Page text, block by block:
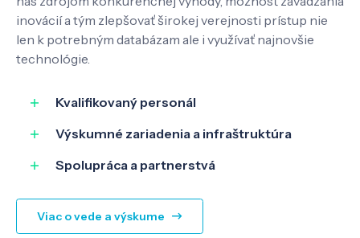
Know-how
O nás
EN
inovácií a tým zlepšovať širokej verejnosti prístup nie
len k potrebným databázam ale i využívať najnovšie
technológie.
Kvalifikovaný personál
Výskumné zariadenia a infraštruktúra
Spolupráca a partnerstvá
Viac o vede a výskume